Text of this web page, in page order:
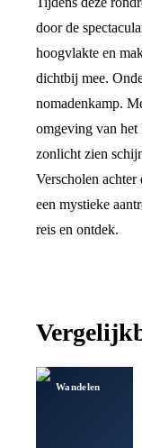
door de
hoogvlakte en
dichtbij mee.
nomadenkamp.
omgeving van het
zonlicht zien
Verscholen
een mystieke
reis en ontdek.
Wandelen